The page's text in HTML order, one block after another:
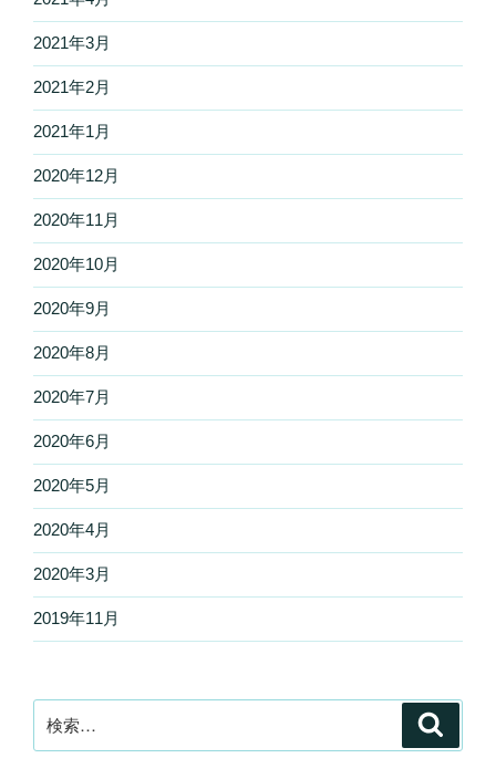
2021年3月
2021年2月
2021年1月
2020年12月
2020年11月
2020年10月
2020年9月
2020年8月
2020年7月
2020年6月
2020年5月
2020年4月
2020年3月
2019年11月
索: